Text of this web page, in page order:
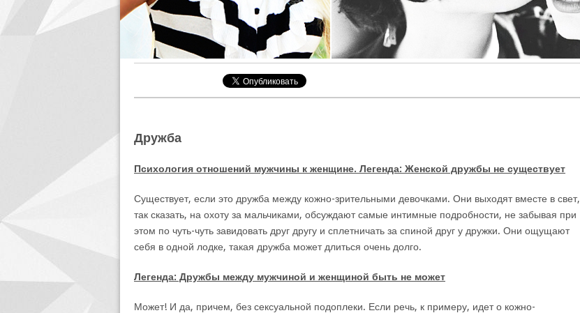
Дружба
Психология отношений мужчины к женщине. Легенда: Женской дружбы не существует
Существует, если это дружба между кожно-зрительными девочками. Они выходят вместе в свет,
так сказать, на охоту за мальчиками, обсуждают самые интимные подробности, не забывая при
этом по чуть-чуть завидовать друг другу и сплетничать за спиной друг у дружки. Они ощущают
себя в одной лодке, такая дружба может длиться очень долго.
Легенда: Дружбы между мужчиной и женщиной быть не может
Может! И да, причем, без сексуальной подоплеки. Если речь, к примеру, идет о кожно-